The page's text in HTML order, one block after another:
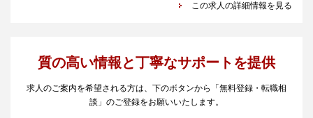
この求人の詳細情報を見る
質の高い情報と丁寧なサポートを提供
求人のご案内を希望される方は、下のボタンから「無料登録・転職相
談」のご登録をお願いいたします。